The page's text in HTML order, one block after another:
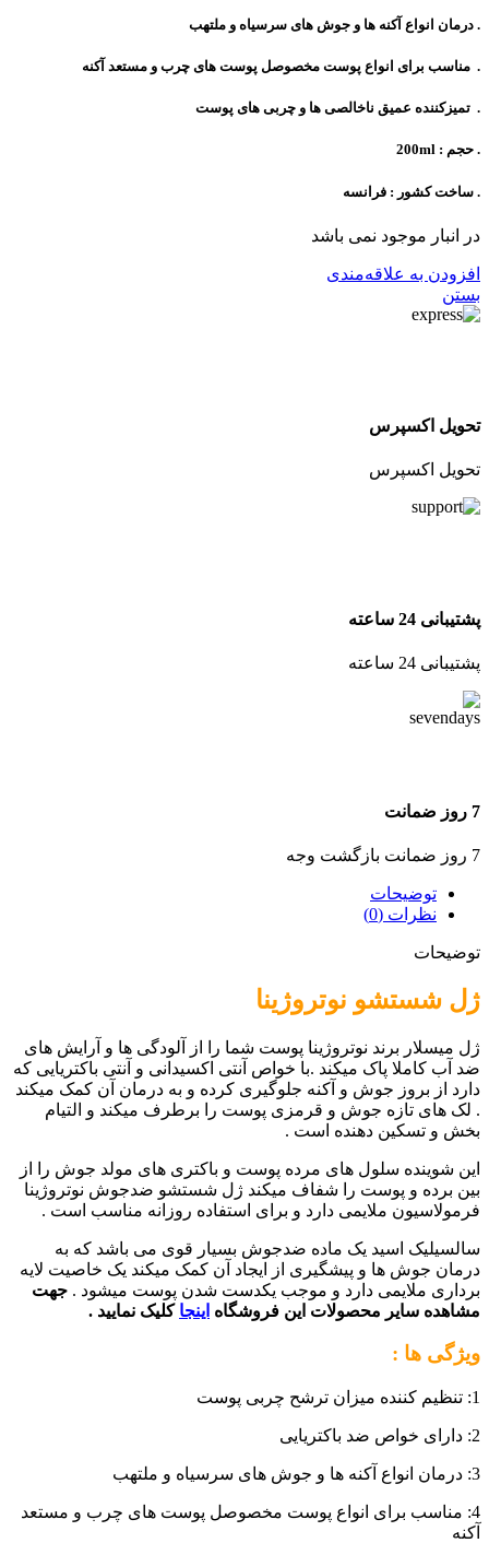
. درمان انواع آکنه ها و جوش های سرسیاه و ملتهب
. مناسب برای انواع پوست مخصوصل پوست های چرب و مستعد آکنه
. تمیزکننده عمیق ناخالصی ها و چربی های پوست
. حجم : 200ml
. ساخت کشور : فرانسه
در انبار موجود نمی باشد
افزودن به علاقه‌مندی
بستن
تحویل اکسپرس
تحویل اکسپرس
پشتیبانی 24 ساعته
پشتیبانی 24 ساعته
7 روز ضمانت
7 روز ضمانت بازگشت وجه
توضیحات
نظرات (0)
توضیحات
ژل شستشو نوتروژینا
ژل میسلار برند نوتروژینا پوست شما را از آلودگی ها و آرایش های
ضد آب کاملا پاک میکند .با خواص آنتی اکسیدانی و آنتی باکتریایی که
دارد از بروز جوش و آکنه جلوگیری کرده و به درمان آن کمک میکند
. لک های تازه جوش و قرمزی پوست را برطرف میکند و التیام
بخش و تسکین دهنده است .
این شوینده سلول های مرده پوست و باکتری های مولد جوش را از
بین برده و پوست را شفاف میکند ژل شستشو ضدجوش نوتروژینا
فرمولاسیون ملایمی دارد و برای استفاده روزانه مناسب است .
سالسیلیک اسید یک ماده ضدجوش بسیار قوی می باشد که به
درمان جوش ها و پیشگیری از ایجاد آن کمک میکند یک خاصیت لایه
برداری ملایمی دارد و موجب یکدست شدن پوست میشود . جهت
مشاهده سایر محصولات این فروشگاه اینجا کلیک نمایید .
ویژگی ها :
1: تنظیم کننده میزان ترشح چربی پوست
2: دارای خواص ضد باکتریایی
3: درمان انواع آکنه ها و جوش های سرسیاه و ملتهب
4: مناسب برای انواع پوست مخصوصل پوست های چرب و مستعد
آکنه